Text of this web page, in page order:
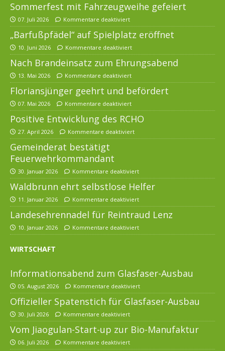
Sommerfest mit Fahrzeugweihe gefeiert
07. Juli 2026 Kommentare deaktiviert
„Barfußpfädel“ auf Spielplatz eröffnet
10. Juni 2026 Kommentare deaktiviert
Nach Brandeinsatz zum Ehrungsabend
13. Mai 2026 Kommentare deaktiviert
Floriansjünger geehrt und befördert
07. Mai 2026 Kommentare deaktiviert
Positive Entwicklung des RCHO
27. April 2026 Kommentare deaktiviert
Gemeinderat bestätigt
Feuerwehrkommandant
30. Januar 2026 Kommentare deaktiviert
Waldbrunn ehrt selbstlose Helfer
11. Januar 2026 Kommentare deaktiviert
Landesehrennadel für Reintraud Lenz
10. Januar 2026 Kommentare deaktiviert
WIRTSCHAFT
Informationsabend zum Glasfaser-Ausbau
05. August 2026 Kommentare deaktiviert
Offizieller Spatenstich für Glasfaser-Ausbau
30. Juli 2026 Kommentare deaktiviert
Vom Jiaogulan-Start-up zur Bio-Manufaktur
06. Juli 2026 Kommentare deaktiviert